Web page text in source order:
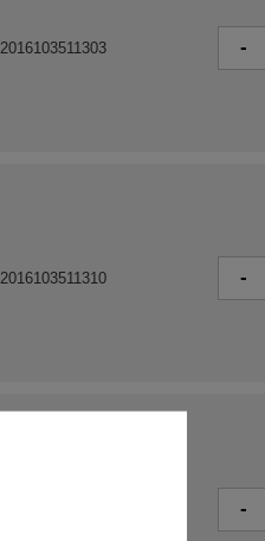
2016103511303 -
2016103511310 -
-